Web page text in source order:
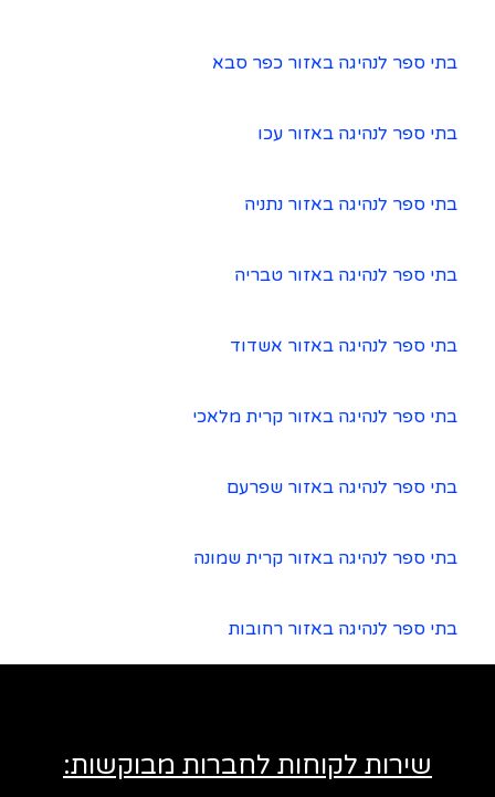
בתי ספר לנהיגה באזור כפר סבא
בתי ספר לנהיגה באזור עכו
בתי ספר לנהיגה באזור נתניה
בתי ספר לנהיגה באזור טבריה
בתי ספר לנהיגה באזור אשדוד
בתי ספר לנהיגה באזור קרית מלאכי
בתי ספר לנהיגה באזור שפרעם
בתי ספר לנהיגה באזור קרית שמונה
בתי ספר לנהיגה באזור רחובות
שירות לקוחות לחברות מבוקשות: